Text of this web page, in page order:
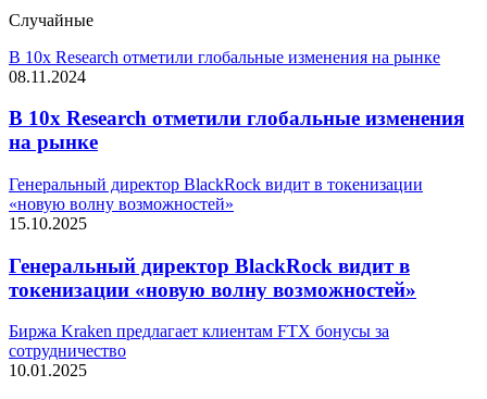
Случайные
В 10x Research отметили глобальные изменения на рынке
08.11.2024
В 10x Research отметили глобальные изменения
на рынке
Генеральный директор BlackRock видит в токенизации
«новую волну возможностей»
15.10.2025
Генеральный директор BlackRock видит в
токенизации «новую волну возможностей»
Биржа Kraken предлагает клиентам FTX бонусы за
сотрудничество
10.01.2025